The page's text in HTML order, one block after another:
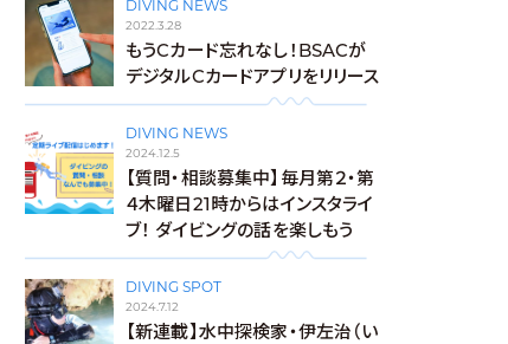
DIVING NEWS
2022.3.28
もうCカード忘れなし！BSACが
デジタルCカードアプリをリリース
DIVING NEWS
2024.12.5
【質問・相談募集中】毎月第２・第
４木曜日21時からはインスタライ
ブ！ ダイビングの話を楽しもう
DIVING SPOT
2024.7.12
【新連載】水中探検家・伊左治（い